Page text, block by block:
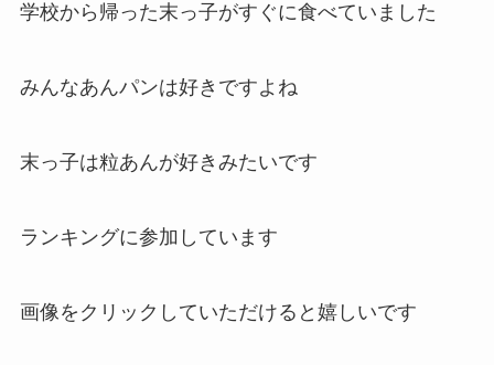
学校から帰った末っ子がすぐに食べていました
みんなあんパンは好きですよね
末っ子は粒あんが好きみたいです
ランキングに参加しています
画像をクリックしていただけると嬉しいです